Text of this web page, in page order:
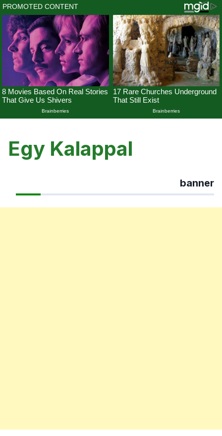
content
Egy Kalappal
banner